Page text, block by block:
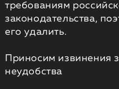
требованиям
законодательства,
его удалить.
Приносим извинения
неудобства